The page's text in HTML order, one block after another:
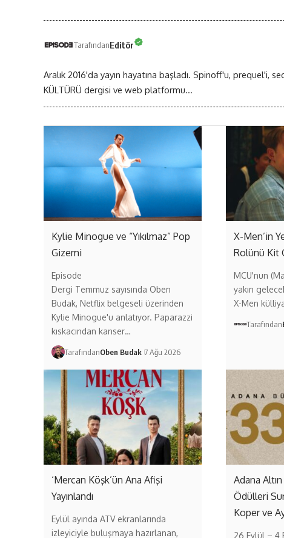
TarafındanEditör
Aralık 2016'da yayın hayatına başladı. Spinoff'u, prequel'i,
KÜLTÜRÜ dergisi ve web platformu...
Kylie Minogue ve “Yıkılmaz” Pop
Gizemi
Episode
Dergi Temmuz sayısında Oben
Budak, Netflix belgeseli üzerinden
Kylie Minogue'u anlatıyor. Paparazzi
kıskacından kanser…
TarafındanOben Budak 7 Ağu 2026
X-Men’in
Rolünü Kit
MCU'nun
yakın
X-Men
Tarafından
‘Mercan Köşk’ün Ana Afişi
Yayınlandı
Eylül ayında ATV ekranlarında
izleyiciyle buluşmaya hazırlanan,
Adana
Ödülleri
Koper ve
26 Eylül – 4